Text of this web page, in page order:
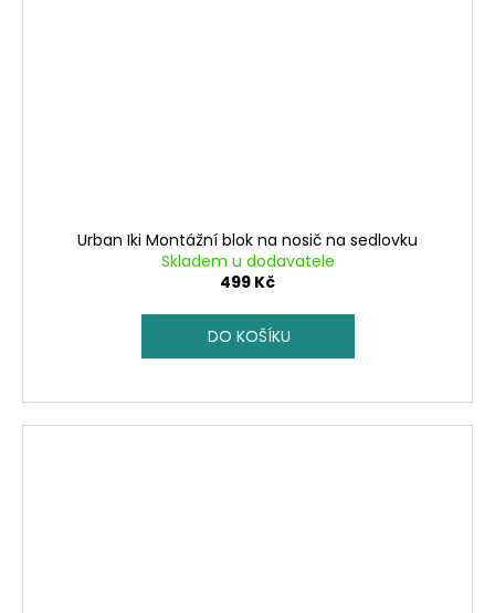
Urban Iki Montážní blok na nosič na sedlovku
Skladem u dodavatele
499 Kč
DO KOŠÍKU